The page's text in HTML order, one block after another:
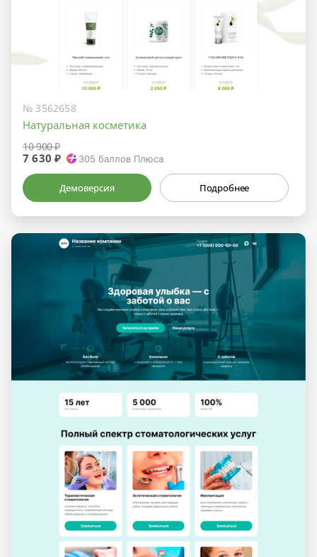
№ 3562658
Натуральная косметика
10 900 ₽
7 630 ₽ 305 баллов Плюса
Демоверсия Подробнее